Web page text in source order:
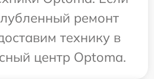
ремонт
технику в
центр Optoma.